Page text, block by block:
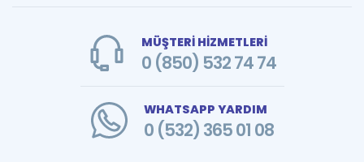
MÜŞTERİ HİZMETLERİ
0 (850) 532 74 74
WHATSAPP YARDIM
0 (532) 365 01 08